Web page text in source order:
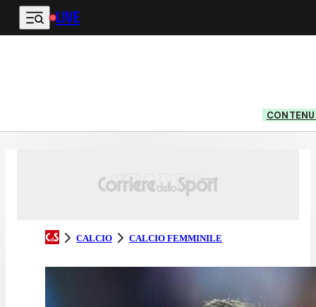
Vai al contenuto principale
LIVE
CALCIO CALCIO FEMMINILE